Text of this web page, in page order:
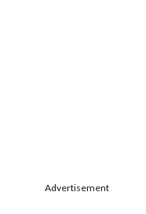
Advertisement